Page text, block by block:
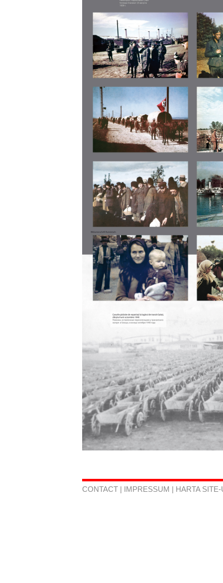
CONTACT | IMPRESSUM | HARTA